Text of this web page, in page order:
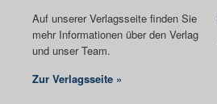
Auf unserer Verlagsseite finden Sie
mehr Informationen über den Verlag
und unser Team.
Zur Verlagsseite »